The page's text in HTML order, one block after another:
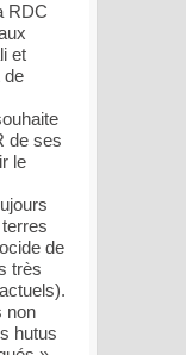
RDC
et
de
de ses
le
de
très
non
hutus